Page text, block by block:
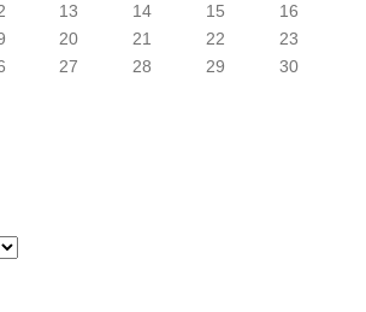
13 14 15
16
20 21 22
23
27 28 29
30